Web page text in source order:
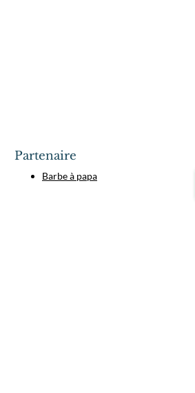
Partenaire
Barbe à papa